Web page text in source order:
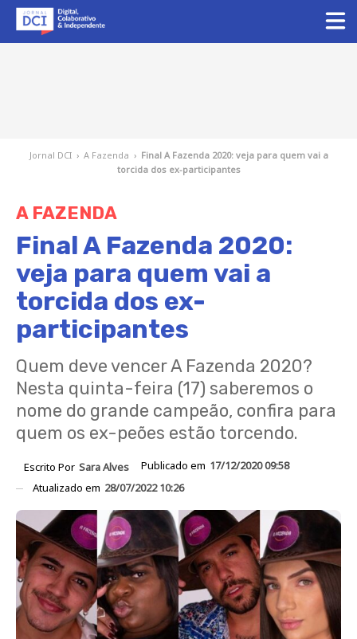
Jornal DCI › A Fazenda › Final A Fazenda 2020: veja para quem vai a
torcida dos ex-participantes
A FAZENDA
Final A Fazenda 2020:
veja para quem vai a
torcida dos ex-
participantes
Quem deve vencer A Fazenda 2020?
Nesta quinta-feira (17) saberemos o
nome do grande campeão, confira para
quem os ex-peões estão torcendo.
Escrito Por Sara Alves Publicado em 17/12/2020 09:58
Atualizado em 28/07/2022 10:26